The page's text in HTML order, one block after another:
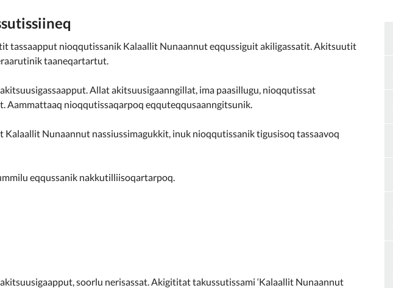
tassaapput nioqqutissanik Kalaallit Nunaannut eqqussiguit akiligassatit. Akitsuutit
taaneqartartut.
Allat akitsuusigaanngillat, ima paasillugu, nioqqutissat
Aammattaaq nioqqutissaqarpoq eqquteqqusaanngitsunik.
Nunaannut nassiussimagukkit, inuk nioqqutissanik tigusisoq tassaavoq
eqqussanik nakkutilliisoqartarpoq.
soorlu nerisassat. Akigititat takussutissami ‘Kalaallit Nunaannut